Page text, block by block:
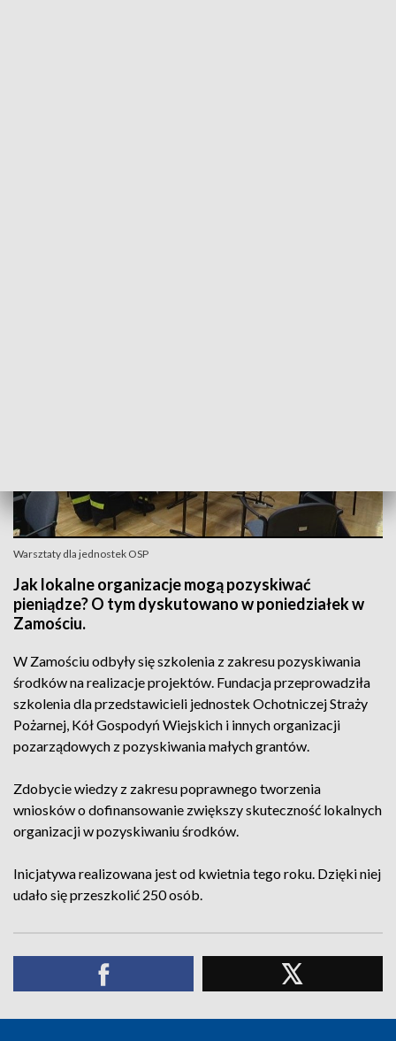
Warsztaty dla jednostek OSP
Jak lokalne organizacje mogą pozyskiwać
pieniądze? O tym dyskutowano w poniedziałek w
Zamościu.
W Zamościu odbyły się szkolenia z zakresu pozyskiwania
środków na realizacje projektów. Fundacja przeprowadziła
szkolenia dla przedstawicieli jednostek Ochotniczej Straży
Pożarnej, Kół Gospodyń Wiejskich i innych organizacji
pozarządowych z pozyskiwania małych grantów.
Zdobycie wiedzy z zakresu poprawnego tworzenia
wniosków o dofinansowanie zwiększy skuteczność lokalnych
organizacji w pozyskiwaniu środków.
Inicjatywa realizowana jest od kwietnia tego roku. Dzięki niej
udało się przeszkolić 250 osób.